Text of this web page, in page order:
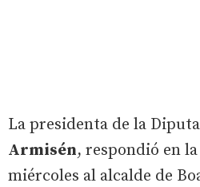
La presidenta de la
Armisén, respondió en
miércoles al alcalde de